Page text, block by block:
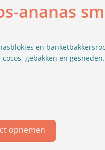
ananas
en
gebakken en gesneden.
opnemen